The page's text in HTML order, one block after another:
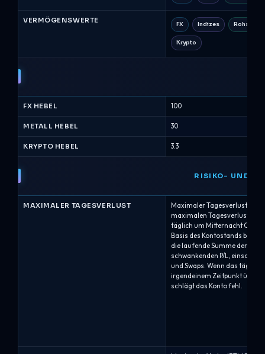
VERMÖGENSWERTE FX Indizes Rohstoffe
Krypto
FX HEBEL 100
METALL HEBEL 30
KRYPTO HEBEL 3.3
RISIKO- UND
MAXIMALER TAGESVERLUST
Maximaler
maximalen Tagesverlust von
täglich um Mitternacht
Basis des Kontostands
die laufende Summe der
schwankenden P/L,
und Swaps. Wenn das
irgendeinem Zeitpunkt
schlägt das Konto fehl.